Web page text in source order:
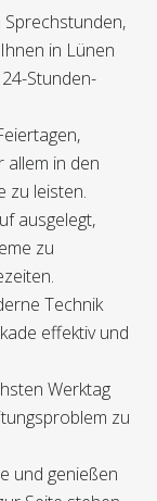
in Lünen
Stunden-
in den
zu leisten.
ausgelegt,
zu
Technik
effektiv und
Werktag
zu
und genießen